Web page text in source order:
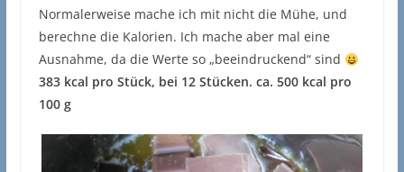
Normalerweise mache ich mit nicht die Mühe, und
berechne die Kalorien. Ich mache aber mal eine
Ausnahme, da die Werte so „beeindruckend“ sind
383 kcal pro Stück, bei 12 Stücken. ca. 500 kcal pro
100 g